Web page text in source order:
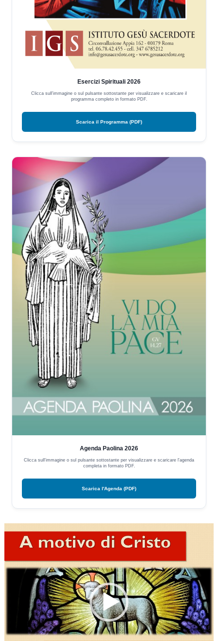
Esercizi Spirituali 2026
Clicca sull'immagine o sul pulsante sottostante per visualizzare e scaricare il
programma completo in formato PDF.
Scarica il Programma (PDF)
Agenda Paolina 2026
Clicca sull'immagine o sul pulsante sottostante per visualizzare e scaricare l'agenda
completa in formato PDF.
Scarica l'Agenda (PDF)
Player